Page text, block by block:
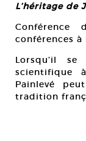
L’héritage de
Conférence
conférences à
Lorsqu’il
scientifique
Painlevé
tradition